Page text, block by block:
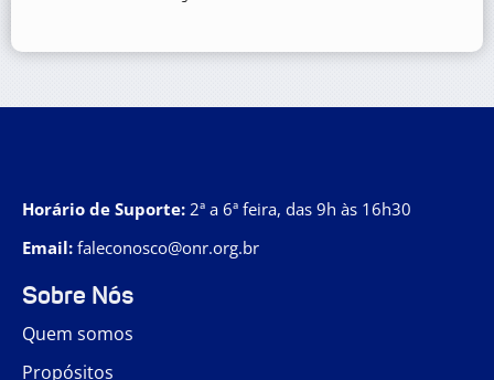
Horário de Suporte: 2ª a 6ª feira, das 9h às 16h30
Email: faleconosco@onr.org.br
Sobre Nós
Quem somos
Propósitos